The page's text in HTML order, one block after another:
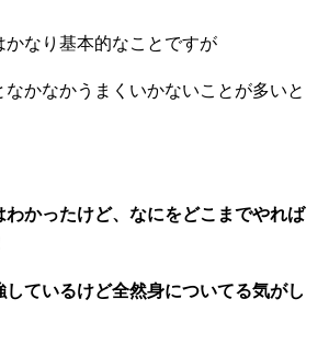
かなり基本的なことですが
かなかうまくいかないことが多いと
わかったけど、なにをどこまでやれば
しているけど全然身についてる気がし